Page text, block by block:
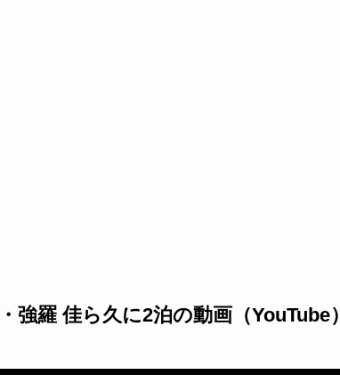
強羅 佳ら久に2泊の動画（YouTube）